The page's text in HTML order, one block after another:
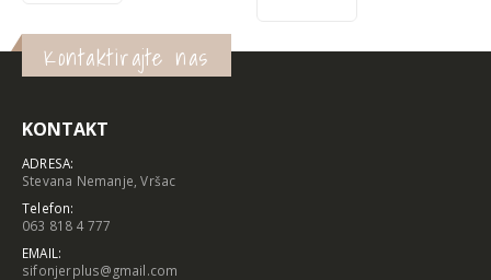
Kontaktirajte nas
KONTAKT
ADRESA:
Stevana Nemanje, Vršac
Telefon:
063 818 4 777
EMAIL:
sifonjerplus@gmail.com